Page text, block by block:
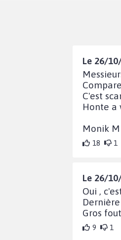
Le 26/
C'est
Honte a
Monik M
18 1
Le 26/
Oui ,
Gros
9 1